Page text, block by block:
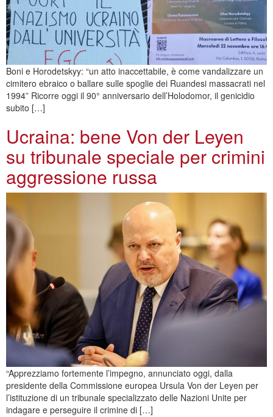
Boni e Horodetskyy: “un atto inaccettabile, è come vandalizzare un
cimitero ebraico o ballare sulle spoglie dei Ruandesi massacrati nel
1994” Ricorre oggi il 90° anniversario dell’Holodomor, il genicidio
subito […]
Ucraina: bene Von der Leyen
su tribunale speciale per crimini
aggressione russa
“Apprezziamo fortemente l’impegno, annunciato oggi, dalla
presidente della Commissione europea Ursula Von der Leyen per
l’istituzione di un tribunale specializzato delle Nazioni Unite per
indagare e perseguire il crimine di […]